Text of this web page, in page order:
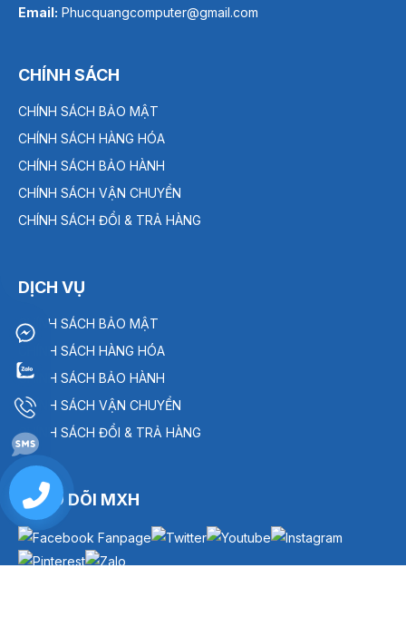
Email: Phucquangcomputer@gmail.com
CHÍNH SÁCH
CHÍNH SÁCH BẢO MẬT
CHÍNH SÁCH HÀNG HÓA
CHÍNH SÁCH BẢO HÀNH
CHÍNH SÁCH VẬN CHUYỂN
CHÍNH SÁCH ĐỔI & TRẢ HÀNG
DỊCH VỤ
CHÍNH SÁCH BẢO MẬT
CHÍNH SÁCH HÀNG HÓA
CHÍNH SÁCH BẢO HÀNH
CHÍNH SÁCH VẬN CHUYỂN
CHÍNH SÁCH ĐỔI & TRẢ HÀNG
THEO DÕI MXH
0909
238